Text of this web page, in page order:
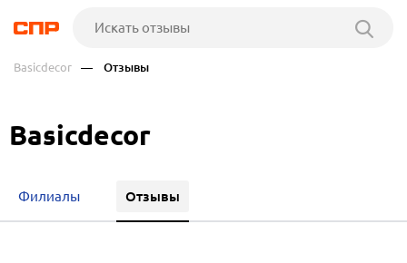
Basicdecor — Отзывы
Basicdecor
Филиалы Отзывы